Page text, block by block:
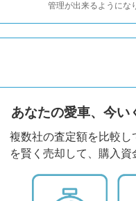
管理が出来るようにな
あなたの愛車、今い
複数社の査定額を比較
を賢く売却して、購入資